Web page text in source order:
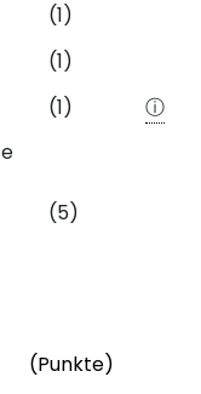
(1)
(1)
(1)
ⓘ
(5)
(Punkte)